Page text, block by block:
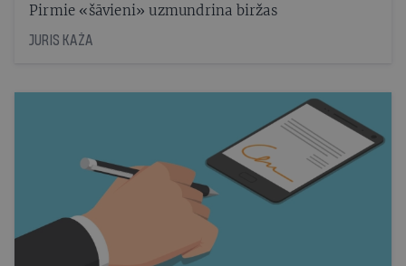
Pirmie «šāvieni» uzmundrina biržas
JURIS KAŽA